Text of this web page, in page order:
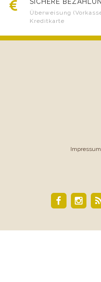
Überweisung
Kreditkarte
Impressum